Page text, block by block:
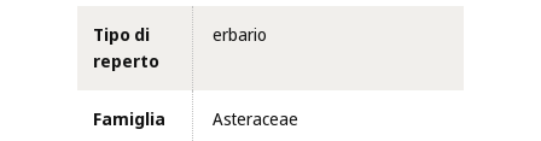
Tipo di
reperto
erbario
Famiglia Asteraceae